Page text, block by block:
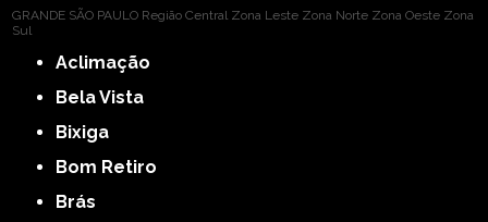
GRANDE SÃO PAULO Região Central Zona Leste Zona Norte Zona Oeste Zona
Sul
Aclimação
Bela Vista
Bixiga
Bom Retiro
Brás